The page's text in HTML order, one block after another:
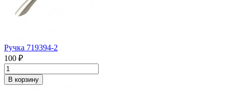
Ручка 719394-2
100 ₽
В корзину